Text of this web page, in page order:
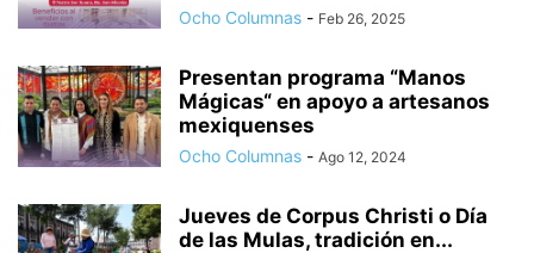
Ocho Columnas - Feb 26, 2025
Presentan programa “Manos
Mágicas“ en apoyo a artesanos
mexiquenses
Ocho Columnas - Ago 12, 2024
Jueves de Corpus Christi o Día
de las Mulas, tradición en...